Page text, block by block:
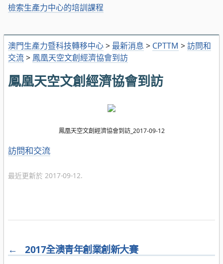
澳門生產力暨科技轉移中心> 最新消息 > CPTTM >訪問和
交流> 鳳凰天空文創經濟協會到訪
鳳凰天空文創經濟協會到訪
鳳凰天空文創經濟協會到訪_ 2017-09-12
分
訪問和交流
最近更新於 2017-09-12.
←
2017全澳青年創業創新大賽
檢索生產力中心的培訓課程